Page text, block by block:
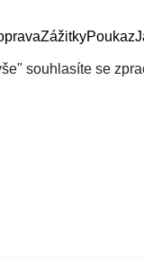
ZážitkyPoukaz
souhlasíte se